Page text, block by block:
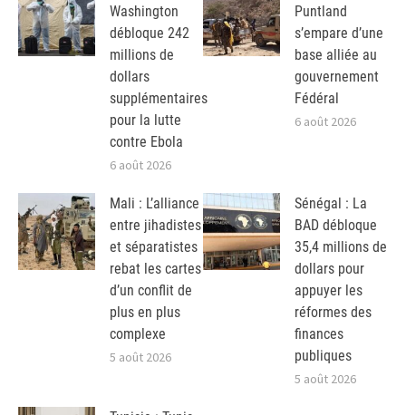
Washington
débloque 242
millions de
dollars
supplémentaires
pour la lutte
contre Ebola
6 août 2026
Puntland
s’empare d’une
base alliée au
gouvernement
Fédéral
6 août 2026
Mali : L’alliance
entre jihadistes
et séparatistes
rebat les cartes
d’un conflit de
plus en plus
complexe
5 août 2026
Sénégal : La
BAD débloque
35,4 millions de
dollars pour
appuyer les
réformes des
finances
publiques
5 août 2026